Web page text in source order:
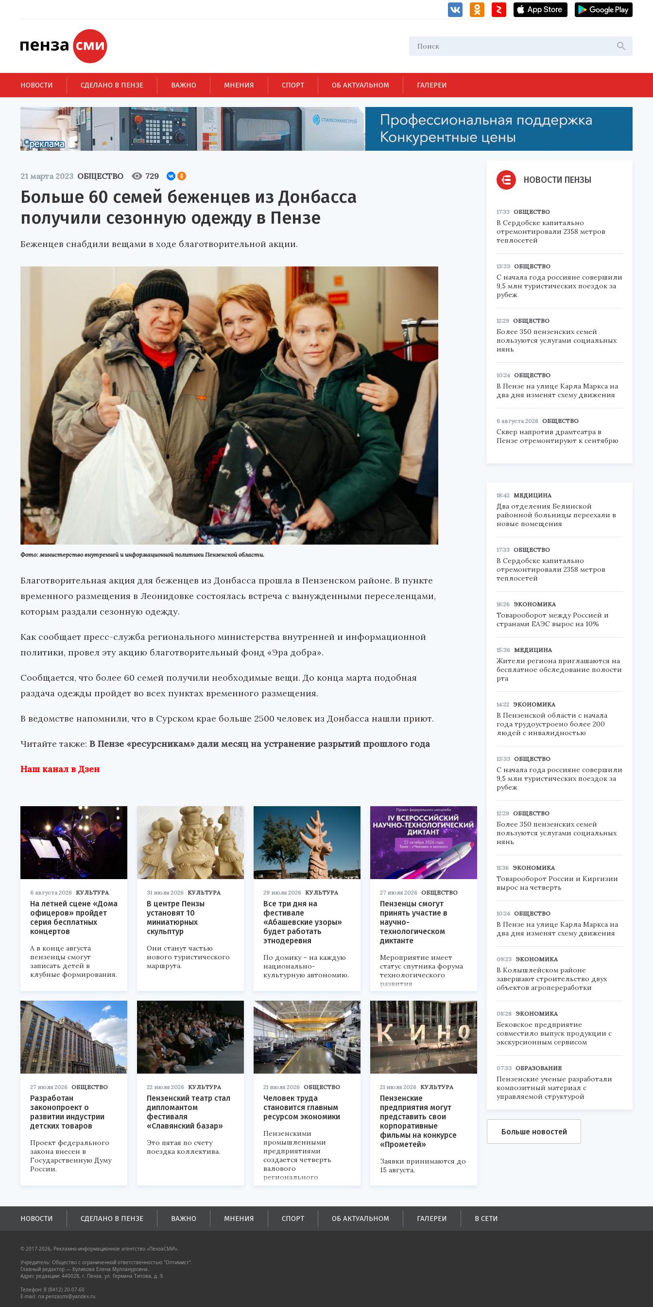
НОВОСТИ СДЕЛАНО В ПЕНЗЕ ВАЖНО МНЕНИЯ СПОРТ ОБ АКТУАЛЬНОМ ГАЛЕРЕИ
21 марта 2023 ОБЩЕСТВО 729
Больше 60 семей беженцев из Донбасса
получили сезонную одежду в Пензе
Беженцев снабдили вещами в ходе благотворительной акции.
Фото: министерство внутренней и информационной политики Пензенской области.
Благотворительная акция для беженцев из Донбасса прошла в Пензенском районе. В пункте
временного размещения в Леонидовке состоялась встреча с вынужденными переселенцами,
которым раздали сезонную одежду.
Как сообщает пресс-служба регионального министерства внутренней и информационной
политики, провел эту акцию благотворительный фонд «Эра добра».
Сообщается, что более 60 семей получили необходимые вещи. До конца марта подобная
раздача одежды пройдет во всех пунктах временного размещения.
В ведомстве напомнили, что в Сурском крае больше 2500 человек из Донбасса нашли приют.
Читайте также: В Пензе «ресурсникам» дали месяц на устранение разрытий прошлого года
Наш канал в Дзен
6 августа 2026 КУЛЬТУРА
На летней сцене «Дома
офицеров» пройдет
серия бесплатных
концертов
А в конце августа
пензенцы смогут
записать детей в
клубные формирования.
31 июля 2026 КУЛЬТУРА
В центре Пензы
установят 10
миниатюрных
скульптур
Они станут частью
нового туристического
маршрута.
29 июля 2026 КУЛЬТУРА
Все три дня на
фестивале
«Абашевские узоры»
будет работать
этнодеревня
По домику – на каждую
национально-
культурную автономию.
27 июля 2026 ОБЩЕСТВО
Пензенцы смогут
принять участие в
научно-
технологическом
диктанте
Мероприятие имеет
статус спутника форума
технологического
развития
«Технопром-2026».
27 июля 2026 ОБЩЕСТВО
Разработан
законопроект о
развитии индустрии
детских товаров
Проект федерального
закона внесен в
Государственную Думу
России.
22 июля 2026 КУЛЬТУРА
Пензенский театр стал
дипломантом
фестиваля
«Славянский базар»
Это пятая по счету
поездка коллектива.
21 июля 2026 ОБЩЕСТВО
Человек труда
становится главным
ресурсом экономики
Пензенскими
промышленными
предприятиями
создается четверть
валового
регионального
продукта и
поступлений в
бюджеты всех уровней.
21 июля 2026 КУЛЬТУРА
Пензенские
предприятия могут
представить свои
корпоративные
фильмы на конкурсе
«Прометей»
Заявки принимаются до
15 августа.
НОВОСТИ ПЕНЗЫ
17:33 ОБЩЕСТВО
В Сердобске капитально
отремонтировали 2358 метров
теплосетей
13:33 ОБЩЕСТВО
С начала года россияне совершили
9,5 млн туристических поездок за
рубеж
12:29 ОБЩЕСТВО
Более 350 пензенских семей
пользуются услугами социальных
нянь
10:24 ОБЩЕСТВО
В Пензе на улице Карла Маркса на
два дня изменят схему движения
6 августа 2026 ОБЩЕСТВО
Сквер напротив драмтеатра в
Пензе отремонтируют к сентябрю
18:42 МЕДИЦИНА
Два отделения Белинской
районной больницы переехали в
новые помещения
17:33 ОБЩЕСТВО
В Сердобске капитально
отремонтировали 2358 метров
теплосетей
16:26 ЭКОНОМИКА
Товарооборот между Россией и
странами ЕАЭС вырос на 10%
15:36 МЕДИЦИНА
Жители региона приглашаются на
бесплатное обследование полости
рта
14:22 ЭКОНОМИКА
В Пензенской области с начала
года трудоустроено более 200
людей с инвалидностью
13:33 ОБЩЕСТВО
С начала года россияне совершили
9,5 млн туристических поездок за
рубеж
12:29 ОБЩЕСТВО
Более 350 пензенских семей
пользуются услугами социальных
нянь
11:36 ЭКОНОМИКА
Товарооборот России и Киргизии
вырос на четверть
10:24 ОБЩЕСТВО
В Пензе на улице Карла Маркса на
два дня изменят схему движения
09:23 ЭКОНОМИКА
В Колышлейском районе
завершают строительство двух
объектов агропереработки
08:28 ЭКОНОМИКА
Бековское предприятие
совместило выпуск продукции с
экскурсионным сервисом
07:33 ОБРАЗОВАНИЕ
Пензенские ученые разработали
композитный материал с
управляемой структурой
Больше новостей
НОВОСТИ СДЕЛАНО В ПЕНЗЕ ВАЖНО МНЕНИЯ СПОРТ ОБ АКТУАЛЬНОМ ГАЛЕРЕИ В СЕТИ
© 2017-2026, Рекламно-информационное агентство «ПензаСМИ».
Учредитель: Общество с ограниченной ответственностью "Оптимист".
Главный редактор — Куликова Елена Муллануровна.
Адрес редакции: 440028, г. Пенза, ул. Германа Титова, д. 9.
Телефон: 8 (8412) 20-07-60
E-mail: ria.penzasmi@yandex.ru